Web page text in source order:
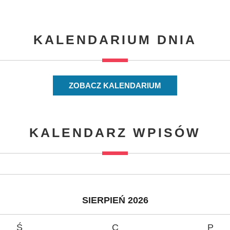
KALENDARIUM DNIA
ZOBACZ KALENDARIUM
KALENDARZ WPISÓW
SIERPIEŃ 2026
Ś C P